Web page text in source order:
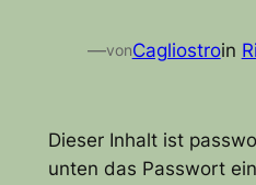
—vonCagliostroin
Dieser Inhalt ist
unten das Passwort